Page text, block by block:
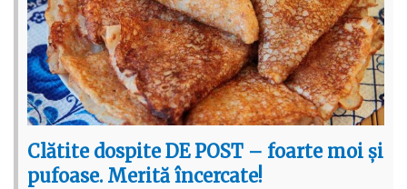
Clătite dospite DE POST – foarte moi și
pufoase. Merită încercate!